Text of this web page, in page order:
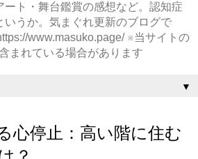
ート・舞台鑑賞の感想など。認知症
いうか。気まぐれ更新のブログで
www.masuko.page/ ※当サイトの
まれている場合があります
▼
心停止：高い階に住む